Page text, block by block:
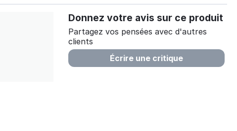
Donnez votre avis sur ce produit
Partagez vos pensées avec d'autres
clients
Écrire une critique